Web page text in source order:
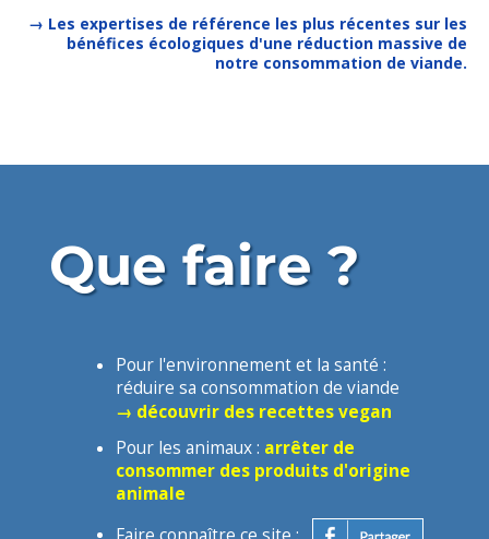
Les expertises de référence les plus récentes sur les
bénéfices écologiques d'une réduction massive de
notre consommation de viande.
Que faire ?
Pour l'environnement et la santé :
réduire sa consommation de viande
→ découvrir des recettes vegan
Pour les animaux : arrêter de
consommer des produits d'origine
animale